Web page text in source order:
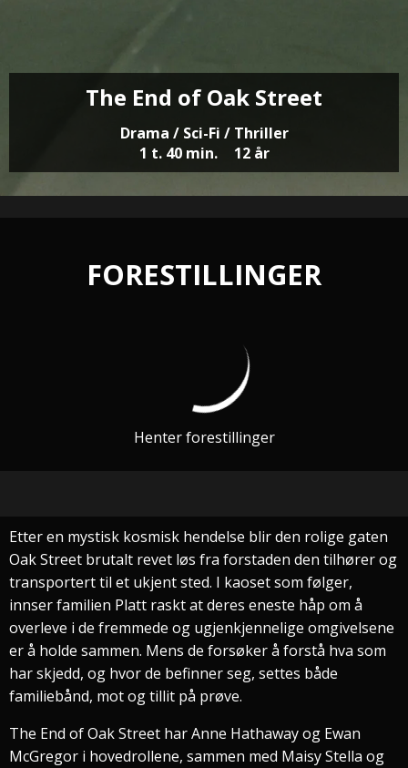
The End of Oak Street
Drama / Sci-Fi / Thriller
1 t. 40 min.
12 år
FORESTILLINGER
Henter forestillinger
Etter en mystisk kosmisk hendelse blir den rolige gaten
Oak Street brutalt revet løs fra forstaden den tilhører og
transportert til et ukjent sted. I kaoset som følger,
innser familien Platt raskt at deres eneste håp om å
overleve i de fremmede og ugjenkjennelige omgivelsene
er å holde sammen. Mens de forsøker å forstå hva som
har skjedd, og hvor de befinner seg, settes både
familiebånd, mot og tillit på prøve.
The End of Oak Street har Anne Hathaway og Ewan
McGregor i hovedrollene, sammen med Maisy Stella og